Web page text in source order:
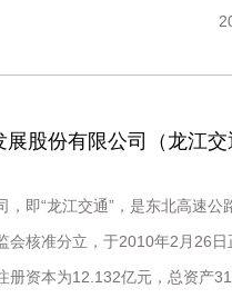
股份有限公司（龙江交
即“龙江交通”，是东北高速公
会核准分立，于2010年2月26日
册资本为12.132亿元，总资产